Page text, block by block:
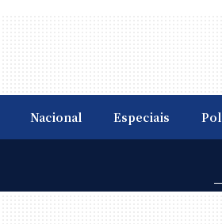
Nacional Especiais